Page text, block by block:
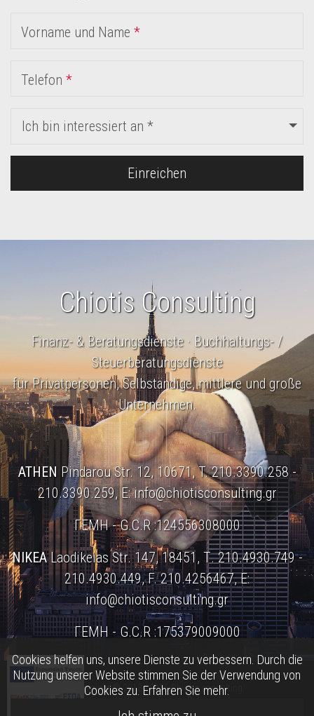
Vorname und Name *
Telefon *
Ich bin interessiert an *
Einreichen
Chiotis Consulting
Finanz- & Beratungsdienste · Buchhaltungs- /
Steuerberatungsdienste
für Privatpersonen, Selbständige, mittlere und große
Unternehmen.
ATHEN Pindarou Str. 12, 10671, T. 210.3390.258 -
210.3390.259, E:info@chiotisconsulting.gr
ΓΕΜΗ - G.C.R :124556308000
NIKEALaodikeias Str. 147, 18451, Τ. 210.4930.749 -
210.4930.449, F. 210.4256467, E:
info@chiotisconsulting.gr
ΓΕΜΗ - G.C.R :175379009000
Copyright © 2018 - 2026 Chiotis consulting
Web Development & SEO WEBart
Cookies helfen uns, unsere Dienste zu verbessern. Durch die
Nutzung unserer Website stimmen Sie der Verwendung von
Cookies zu. Erfahren Sie mehr.